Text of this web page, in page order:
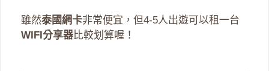
雖然泰國網卡非常便宜，但4-5人出遊可以租一台
WIFI分享器比較划算喔！